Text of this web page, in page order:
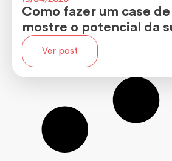
Como fazer um case
mostre o potencial da
Ver post